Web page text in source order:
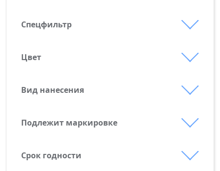
пластик
Спецфильтр
Цвет
Вид нанесения
Тампопечать
Подлежит маркировке
Срок годности